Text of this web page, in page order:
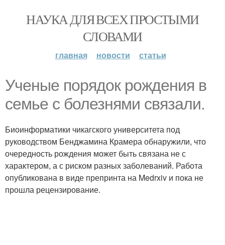
НАУКА ДЛЯ ВСЕХ ПРОСТЫМИ
СЛОВАМИ
главная новости статьи
Ученые порядок рождения в
семье с болезнями связали.
Биоинформатики чикагского университета под
руководством Бенджамина Крамера обнаружили, что
очередность рождения может быть связана не с
характером, а с риском разных заболеваний. Работа
опубликована в виде препринта на Medrxiv и пока не
прошла рецензирование.